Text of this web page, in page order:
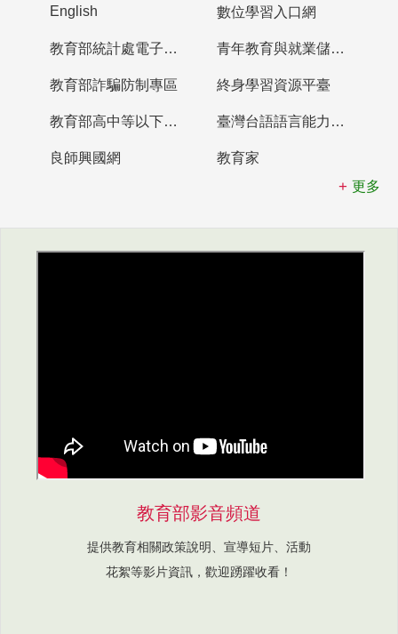
English 數位學習入口網
教育部統計處電子書櫃 青年教育與就業儲蓄帳戶
教育部詐騙防制專區 終身學習資源平臺
教育部高中等以下學校及幼兒園教師資格檢定考試 臺灣台語語言能力認證網站
良師興國網
教育家
更多
教育部影音頻道
提供教育相關政策說明、宣導短片、活動
花絮等影片資訊，歡迎踴躍收看！